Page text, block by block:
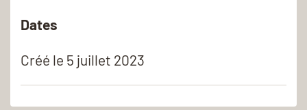
Dates
Créé le 5 juillet 2023